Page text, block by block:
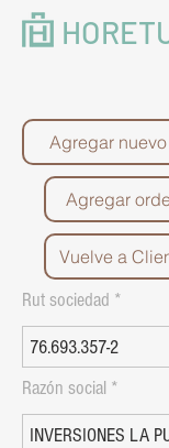
Agregar
Agregar
Vuelve a
Rut sociedad
Razón social